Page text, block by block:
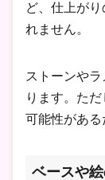
ど、仕上が
れません。
ストーンや
ります。た
可能性がある
ベースや